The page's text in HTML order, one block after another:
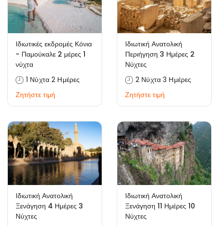
Ιδιωτικές εκδρομές Κόνια
- Παμούκαλε 2 μέρες 1
νύχτα
1 Νύχτα 2 Ημέρες
Ζητήστε τιμή
Ιδιωτική Ανατολική
Περιήγηση 3 Ημέρες 2
Νύχτες
2 Νύχτα 3 Ημέρες
Ζητήστε τιμή
Ιδιωτική Ανατολική
Ξενάγηση 4 Ημέρες 3
Νύχτες
Ιδιωτική Ανατολική
Ξενάγηση 11 Ημέρες 10
Νύχτες